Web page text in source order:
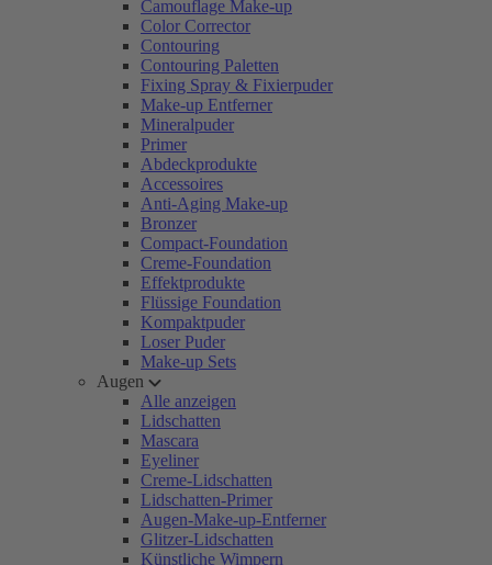
Camouflage Make-up
Color Corrector
Contouring
Contouring Paletten
Fixing Spray & Fixierpuder
Make-up Entferner
Mineralpuder
Primer
Abdeckprodukte
Accessoires
Anti-Aging Make-up
Bronzer
Compact-Foundation
Creme-Foundation
Effektprodukte
Flüssige Foundation
Kompaktpuder
Loser Puder
Make-up Sets
Augen
Alle anzeigen
Lidschatten
Mascara
Eyeliner
Creme-Lidschatten
Lidschatten-Primer
Augen-Make-up-Entferner
Glitzer-Lidschatten
Künstliche Wimpern